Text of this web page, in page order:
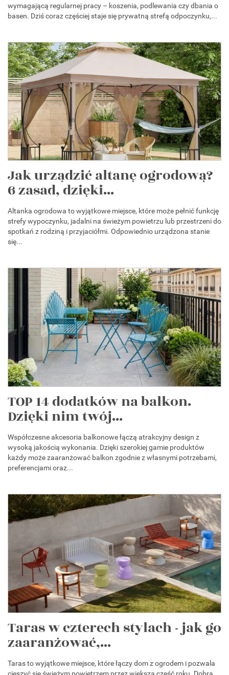
wymagającą regularnej pracy – koszenia, podlewania czy dbania o
basen. Dziś coraz częściej staje się prywatną strefą odpoczynku,...
Jak urządzić altanę ogrodową?
6 zasad, dzięki...
Altanka ogrodowa to wyjątkowe miejsce, które może pełnić funkcję
strefy wypoczynku, jadalni na świeżym powietrzu lub przestrzeni do
spotkań z rodziną i przyjaciółmi. Odpowiednio urządzona stanie
się...
TOP 14 dodatków na balkon.
Dzięki nim twój...
Współczesne akcesoria balkonowe łączą atrakcyjny design z
wysoką jakością wykonania. Dzięki szerokiej gamie produktów
każdy może zaaranżować balkon zgodnie z własnymi potrzebami,
preferencjami oraz...
Taras w czterech stylach - jak go
zaaranżować,...
Taras to wyjątkowe miejsce, które łączy dom z ogrodem i pozwala
cieszyć się świeżym powietrzem przez większą część roku. Dobra